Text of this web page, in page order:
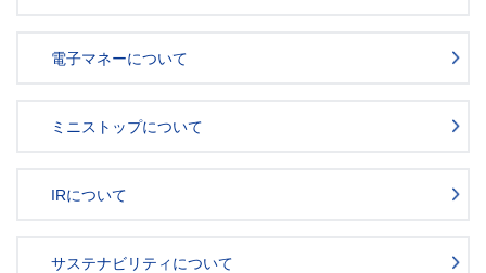
電子マネーについて
ミニストップについて
IRについて
サステナビリティについて